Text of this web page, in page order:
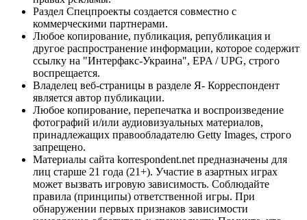
Раздел Спецпроекты создается совместно с
коммерческими партнерами.
Любое копирование, публикация, републикация и
другое распространение информации, которое содержит
ссылку на "Интерфакс-Украина", EPA / UPG, строго
воспрещается.
Владелец веб-страницы в разделе Я- Корреспондент
является автор публикации.
Любое копирование, перепечатка и воспроизведение
фотографий и/или аудиовизуальных материалов,
принадлежащих правообладателю Getty Images, строго
запрещено.
Материалы сайта korrespondent.net предназначены для
лиц старше 21 года (21+). Участие в азартных играх
может вызвать игровую зависимость. Соблюдайте
правила (принципы) ответственной игры. При
обнаружении первых признаков зависимости